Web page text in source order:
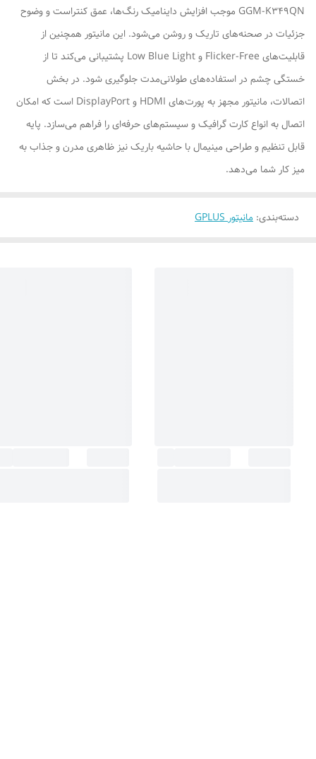
GGM-K349QN موجب افزایش داینامیک رنگ‌ها، عمق کنتراست و وضوح
جزئیات در صحنه‌های تاریک و روشن می‌شود. این مانیتور همچنین از
قابلیت‌های Flicker-Free و Low Blue Light پشتیبانی می‌کند تا از
خستگی چشم در استفاده‌های طولانی‌مدت جلوگیری شود. در بخش
اتصالات، مانیتور مجهز به پورت‌های HDMI و DisplayPort است که امکان
اتصال به انواع کارت گرافیک و سیستم‌های حرفه‌ای را فراهم می‌سازد. پایه
قابل تنظیم و طراحی مینیمال با حاشیه باریک نیز ظاهری مدرن و جذاب به
میز کار شما می‌دهد.
دسته‌بندی: مانیتور GPLUS